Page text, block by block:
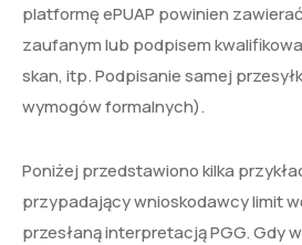
platformę ePUAP powinien
zaufanym lub podpisem
skan, itp. Podpisanie samej
wymogów formalnych).
Poniżej przedstawiono kilka
przypadający wnioskodawcy limit
przesłaną interpretacją PGG. Gdy